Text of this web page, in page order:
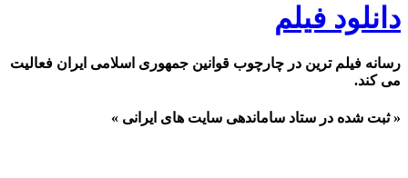
دانلود فیلم
رسانه فیلم ترین در چارچوب قوانین جمهوری اسلامی ایران فعالیت
می کند.
« ثبت شده در ستاد ساماندهی سایت های ایرانی »